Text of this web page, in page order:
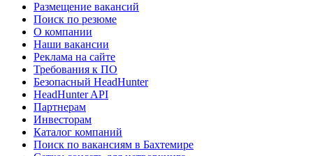
Размещение вакансий
Поиск по резюме
О компании
Наши вакансии
Реклама на сайте
Требования к ПО
Безопасный HeadHunter
HeadHunter API
Партнерам
Инвесторам
Каталог компаний
Поиск по вакансиям в Бахтемире